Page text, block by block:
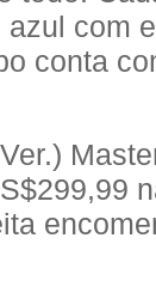
com
conta